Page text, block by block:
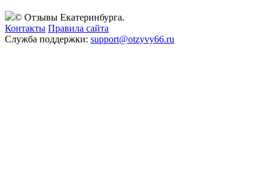
© Отзывы Екатеринбурга.
Контакты Правила сайта
Служба поддержки: support@otzyvy66.ru